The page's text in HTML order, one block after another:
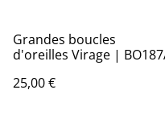
Grandes boucles
d'oreilles Virage |
25,00 €